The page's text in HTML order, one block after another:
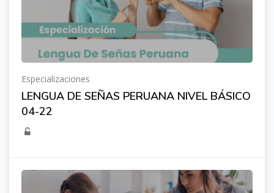
Especializaciones
LENGUA DE SEÑAS PERUANA NIVEL BÁSICO
04-22